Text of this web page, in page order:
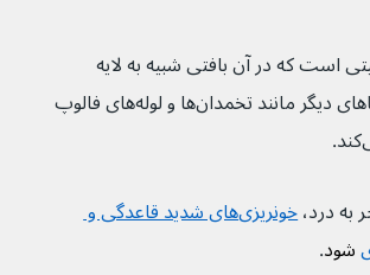
است که در آن بافتی شبیه به لایه
داخلی رحم در جاهای دیگر مانند تخمدان‌ها و لوله‌های فالوپ
خونریزی‌های شدید قاعدگی و
شود.